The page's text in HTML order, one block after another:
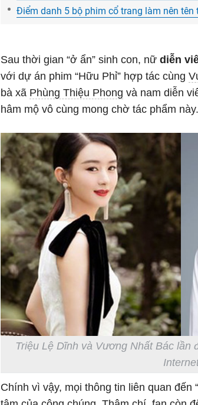
Điểm danh 5 bộ phim cổ trang làm nên tên
Sau thời gian “ở ẩn” sinh con, nữ diễn
với dự án phim “Hữu Phỉ” hợp tác cùng
bà xã Phùng Thiệu Phong và nam diễn
hâm mộ vô cùng mong chờ tác phẩm này.
Triệu Lệ Dĩnh và Vương Nhất Bác lần
Chính vì vậy, mọi thông tin liên quan đến